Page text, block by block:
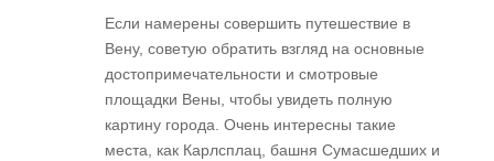
Если намерены совершить путешествие в
Вену, советую обратить взгляд на основные
достопримечательности и смотровые
площадки Вены, чтобы увидеть полную
картину города. Очень интересны такие
места, как Карлсплац, башня Сумасшедших и